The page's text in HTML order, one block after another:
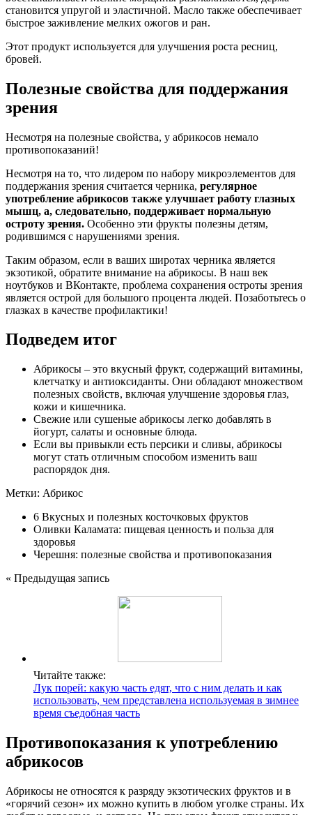
становится упругой и эластичной. Масло также обеспечивает
быстрое заживление мелких ожогов и ран.
Этот продукт используется для улучшения роста ресниц,
бровей.
Полезные свойства для поддержания
зрения
Несмотря на полезные свойства, у абрикосов немало
противопоказаний!
Несмотря на то, что лидером по набору микроэлементов для
поддержания зрения считается черника, регулярное
употребление абрикосов также улучшает работу глазных
мышц, а, следовательно, поддерживает нормальную
остроту зрения. Особенно эти фрукты полезны детям,
родившимся с нарушениями зрения.
Таким образом, если в ваших широтах черника является
экзотикой, обратите внимание на абрикосы. В наш век
ноутбуков и ВКонтакте, проблема сохранения остроты зрения
является острой для большого процента людей. Позаботьтесь о
глазках в качестве профилактики!
Подведем итог
Абрикосы – это вкусный фрукт, содержащий витамины,
клетчатку и антиоксиданты. Они обладают множеством
полезных свойств, включая улучшение здоровья глаз,
кожи и кишечника.
Свежие или сушеные абрикосы легко добавлять в
йогурт, салаты и основные блюда.
Если вы привыкли есть персики и сливы, абрикосы
могут стать отличным способом изменить ваш
распорядок дня.
Метки: Абрикос
6 Вкусных и полезных косточковых фруктов
Оливки Каламата: пищевая ценность и польза для
здоровья
Черешня: полезные свойства и противопоказания
« Предыдущая запись
Читайте также:
Лук порей: какую часть едят, что с ним делать и как
использовать, чем представлена используемая в зимнее
время съедобная часть
Противопоказания к употреблению
абрикосов
Абрикосы не относятся к разряду экзотических фруктов и в
«горячий сезон» их можно купить в любом уголке страны. Их